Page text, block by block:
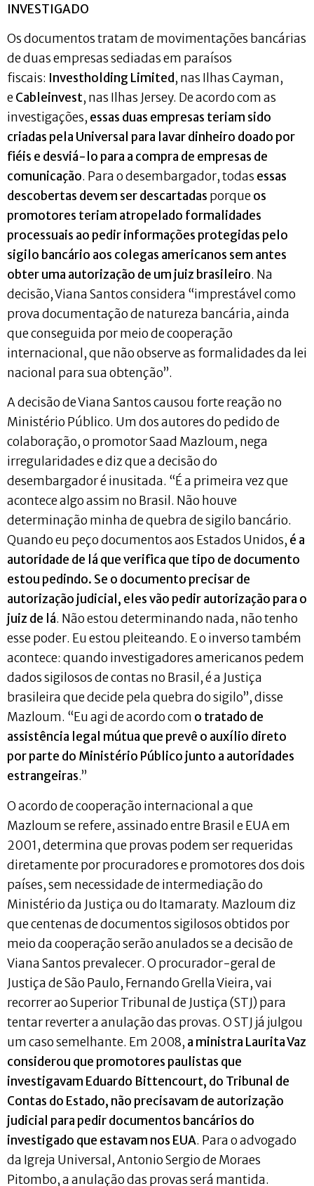
INVESTIGADO
Os documentos tratam de movimentações bancárias
de duas empresas sediadas em paraísos
fiscais: Investholding Limited , nas Ilhas Cayman,
eCableinvest, nas Ilhas Jersey. De acordo com as
investigações, essas duas empresas teriam sido
criadas pela Universal para lavar dinheiro doado por
fiéis e desviá-lo para a compra de empresas de
comunicação. Para o desembargador, todas essas
descobertas devem ser descartadas porqueos
promotores teriam atropelado formalidades
processuais ao pedir informações protegidas pelo
sigilo bancário aos colegas americanos sem antes
obter uma autorização de um juiz brasileiro. Na
decisão, Viana Santos considera “imprestável como
prova documentação de natureza bancária, ainda
que conseguida por meio de cooperação
internacional, que não observe as formalidades da lei
nacional para sua obtenção”.
A decisão de Viana Santos causou forte reação no
Ministério Público. Um dos autores do pedido de
colaboração, o promotor Saad Mazloum, nega
irregularidades e diz que a decisão do
desembargador é inusitada. “É a primeira vez que
acontece algo assim no Brasil. Não houve
determinação minha de quebra de sigilo bancário.
Quando eu peço documentos aos Estados Unidos, é a
autoridade de lá que verifica que tipo de documento
estou pedindo. Se o documento precisar de
autorização judicial, eles vão pedir autorização para o
juiz de lá. Não estou determinando nada, não tenho
esse poder. Eu estou pleiteando. E o inverso também
acontece: quando investigadores americanos pedem
dados sigilosos de contas no Brasil, é a Justiça
brasileira que decide pela quebra do sigilo”, disse
Mazloum. “Eu agi de acordo com o tratado de
assistência legal mútua que prevê o auxílio direto
por parte do Ministério Público junto a autoridades
estrangeiras.”
O acordo de cooperação internacional a que
Mazloum se refere, assinado entre Brasil e EUA em
2001, determina que provas podem ser requeridas
diretamente por procuradores e promotores dos dois
países, sem necessidade de intermediação do
Ministério da Justiça ou do Itamaraty. Mazloum diz
que centenas de documentos sigilosos obtidos por
meio da cooperação serão anulados se a decisão de
Viana Santos prevalecer. O procurador-geral de
Justiça de São Paulo, Fernando Grella Vieira, vai
recorrer ao Superior Tribunal de Justiça (STJ) para
tentar reverter a anulação das provas. O STJ já julgou
um caso semelhante. Em 2008, a ministra Laurita Vaz
considerou que promotores paulistas que
investigavam Eduardo Bittencourt, do Tribunal de
Contas do Estado, não precisavam de autorização
judicial para pedir documentos bancários do
investigado que estavam nos EUA. Para o advogado
da Igreja Universal, Antonio Sergio de Moraes
Pitombo, a anulação das provas será mantida.